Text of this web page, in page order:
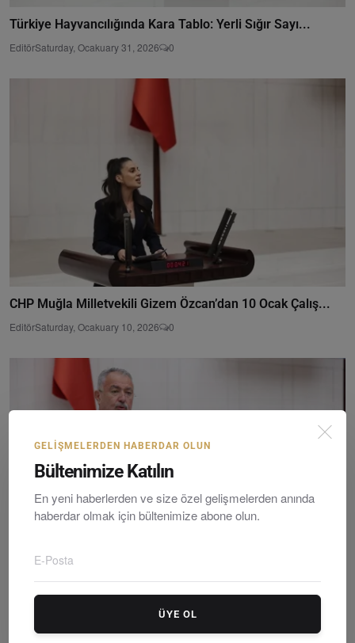
Türkiye Hayvancılığında Kara Tablo: Yerli Sığır Sayı...
EditörSaturday, Ocakuary 31, 2026 0
CHP Muğla Milletvekili Gizem Özcan’dan 10 Ocak Çalış...
EditörSaturday, Ocakuary 10, 2026 0
Muğla Milletvekili ve Adalet Komisyonu Üyesi Cumhur ...
GELIŞMELERDEN HABERDAR OLUN
Bültenimize Katılın
En yeni haberlerden ve size özel gelişmelerden anında
haberdar olmak için bültenimize abone olun.
ÜYE OL